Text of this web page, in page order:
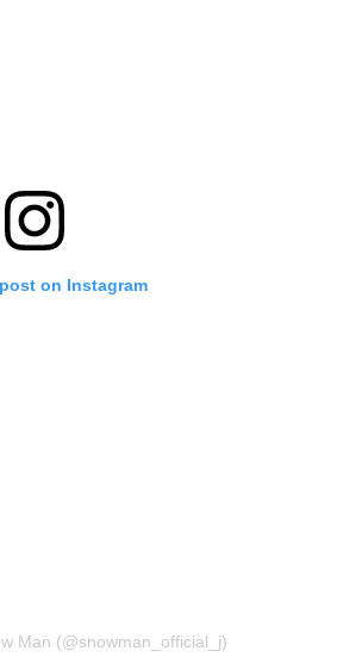
on Instagram
Man (@snowman_official_j)